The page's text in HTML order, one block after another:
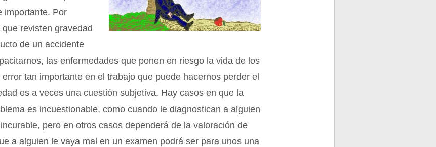
importante. Por
revisten gravedad
de un accidente
las enfermedades que ponen en riesgo la vida de los
tan importante en el trabajo que puede hacernos perder el
es a veces una cuestión subjetiva. Hay casos en que la
es incuestionable, como cuando le diagnostican a alguien
pero en otros casos dependerá de la valoración de
a alguien le vaya mal en un examen podrá ser para unos una